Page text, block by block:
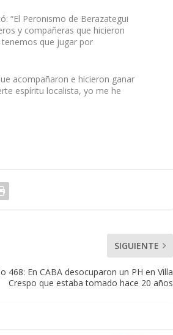
“El Peronismo de Berazategui
y compañeras que hicieron
que jugar por
acompañaron e hicieron ganar
espíritu localista, yo me he
SIGUIENTE
468: En CABA desocuparon un PH en Villa
Crespo que estaba tomado hace 20 años